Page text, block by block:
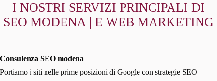
I NOSTRI SERVIZI PRINCIPALI DI
SEO MODENA | E WEB MARKETING
Consulenza SEO modena
Portiamo i siti nelle prime posizioni di Google con strategie SEO